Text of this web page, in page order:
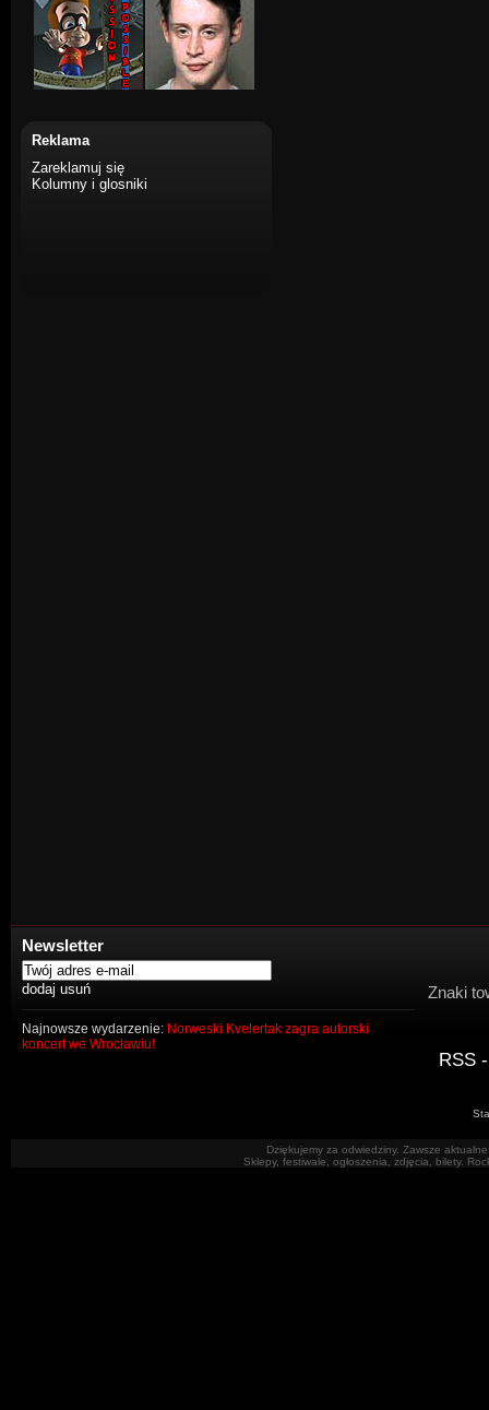
Reklama
Zareklamuj się
Kolumny i glosniki
Newsletter
Najnowsze wydarzenie: Norweski Kvelertak zagra autorski
koncert we Wrocławiu!
Znaki
RSS
Dziękujemy za odwiedziny. Zawsze
Sklepy, festiwale, ogłoszenia, zdjęcia, bilety.